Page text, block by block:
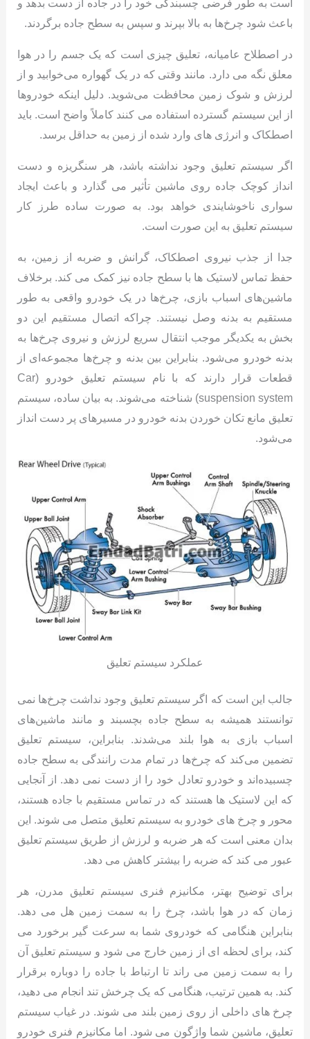
است به طور فرضی چسبندگی خود را در جاده از دست بدهد و
باعث شود چرخ‌ها به بالا بپرند و سپس به سطح جاده برگردند.
در اصطلاح عامیانه، تعلیق چیزی است که یک جسم را در هوا
معلق نگه می دارد. مانند وقتی که در یک گهواره می‌خوابید و از
لرزش و شوک زمین محافظت می‌شوید. دلیل اینکه خودروها
از این سیستم گسترده استفاده می کنند کاملاً واضح است. باید
اصطکاک و انرژی های وارد شده از زمین به حداقل برسد.
اگر سیستم تعلیق وجود نداشته باشد، هر سنگریزه و دست
انداز کوچک جاده روی ماشین تأثیر می گذارد و باعث ایجاد
سواری ناخوشایندی خواهد بود. به صورت ساده طرز کار
سیستم تعلیق به این صورت است.
جدا از جذب نیروی اصطکاک، گرانش و ضربه از زمین، به
حفظ تماس لاستیک ها با سطح جاده نیز کمک می کند. برخلاف
ماشین‌های اسباب بازی، چرخ‌ها در یک خودرو واقعی به طور
مستقیم به بدنه وصل نیستند. چراکه اتصال مستقیم این دو
بخش به یکدیگر موجب انتقال سریع لرزش و نیروی چرخ‌ها به
بدنه خودرو می‌شود. بنابراین بین بدنه و چرخ‌ها مجموعه‌ای از
قطعات قرار دارند که با نام سیستم تعلیق خودرو (Car
suspension system) شناخته می‌شوند. به بیان ساده، سیستم
تعلیق مانع تکان خوردن بدنه خودرو در مسیرهای پر دست انداز
می‌شود.
عملکرد سیستم تعلیق
جالب این است که اگر سیستم تعلیق وجود نداشت چرخ‌ها نمی
توانستند همیشه به سطح جاده بچسبند و مانند ماشین‌های
اسباب بازی به هوا بلند می‌شدند. بنابراین، سیستم تعلیق
تضمین می‌کند که چرخ‌ها در تمام مدت رانندگی به سطح جاده
چسبیده‌اند و خودرو تعادل خود را از دست نمی دهد. از آنجایی
که این لاستیک ها هستند که در تماس مستقیم با جاده هستند،
محور و چرخ های خودرو به سیستم تعلیق متصل می شوند. این
بدان معنی است که هر ضربه و لرزش از طریق سیستم تعلیق
عبور می کند که ضربه را بیشتر کاهش می دهد.
برای توضیح بهتر، مکانیزم فنری سیستم تعلیق مدرن، هر
زمان که در هوا باشد، چرخ را به سمت زمین هل می دهد.
بنابراین هنگامی که خودروی شما به سرعت گیر برخورد می
کند، برای لحظه ای از زمین خارج می شود و سیستم تعلیق آن
را به سمت زمین می راند تا ارتباط با جاده را دوباره برقرار
کند. به همین ترتیب، هنگامی که یک چرخش تند انجام می دهید،
چرخ های داخلی از روی زمین بلند می شوند. در غیاب سیستم
تعلیق، ماشین شما واژگون می شود. اما مکانیزم فنری خودرو